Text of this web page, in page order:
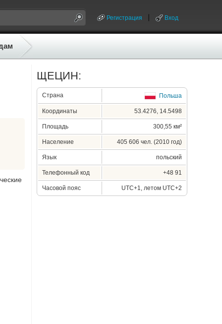
Регистрация Вход
ЩЕЦИН:
Страна Польша
Координаты 53.4276, 14.5498
Площадь 300,55 км²
Население 405 606 чел. (2010 год)
Язык польский
Телефонный код +48 91
Часовой пояс UTC+1, летом UTC+2